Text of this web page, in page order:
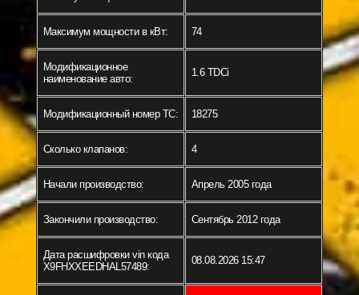
Максимум мощности в кВт: 74
Модификационное
наименование авто:
1.6 TDCi
Модификационный номер ТС: 18275
Сколько клапанов: 4
Начали производство: Апрель 2005 года
Закончили производство: Сентябрь 2012 года
Дата расшифровки vin кода
X9FHXXEEDHAL57489:
08.08.2026 15:47